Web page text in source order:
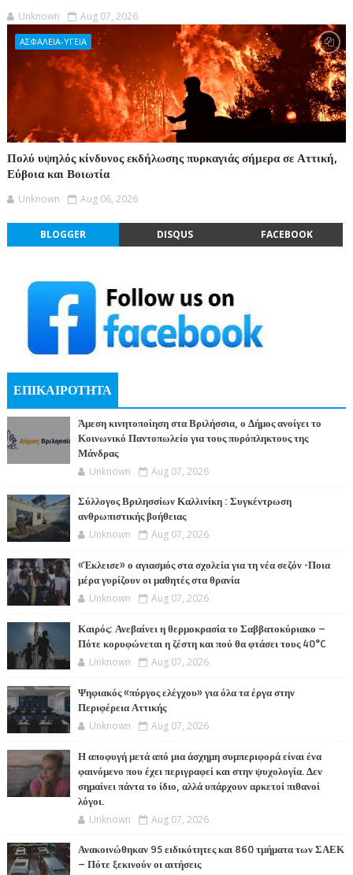
Unknown Aug 07, 2026
ΑΣΦΑΛΕΙΑ-ΥΓΕΙΑ
Πολύ υψηλός κίνδυνος εκδήλωσης πυρκαγιάς σήμερα σε Αττική,
Εύβοια και Βοιωτία
Unknown Aug 06, 2026
BLOGGER DISQUS FACEBOOK
ΕΠΙΚΑΙΡΟΤΗΤΑ
Άμεση κινητοποίηση στα Βριλήσσια, ο Δήμος ανοίγει το
Κοινωνικό Παντοπωλείο για τους πυρόπληκτους της
Μάνδρας
Unknown Aug 07, 2026
Σύλλογος Βριλησσίων Καλλινίκη : Συγκέντρωση
ανθρωπιστικής βοήθειας
Unknown Aug 07, 2026
«Έκλεισε» ο αγιασμός στα σχολεία για τη νέα σεζόν -Ποια
μέρα γυρίζουν οι μαθητές στα θρανία
Unknown Aug 07, 2026
Καιρός: Ανεβαίνει η θερμοκρασία το Σαββατοκύριακο –
Πότε κορυφώνεται η ζέστη και πού θα φτάσει τους 40°C
Unknown Aug 07, 2026
Ψηφιακός «πύργος ελέγχου» για όλα τα έργα στην
Περιφέρεια Αττικής
Unknown Aug 07, 2026
Η αποφυγή μετά από μια άσχημη συμπεριφορά είναι ένα
φαινόμενο που έχει περιγραφεί και στην ψυχολογία. Δεν
σημαίνει πάντα το ίδιο, αλλά υπάρχουν αρκετοί πιθανοί
λόγοι.
Unknown Aug 07, 2026
Ανακοινώθηκαν 95 ειδικότητες και 860 τμήματα των ΣΑΕΚ
– Πότε ξεκινούν οι αιτήσεις